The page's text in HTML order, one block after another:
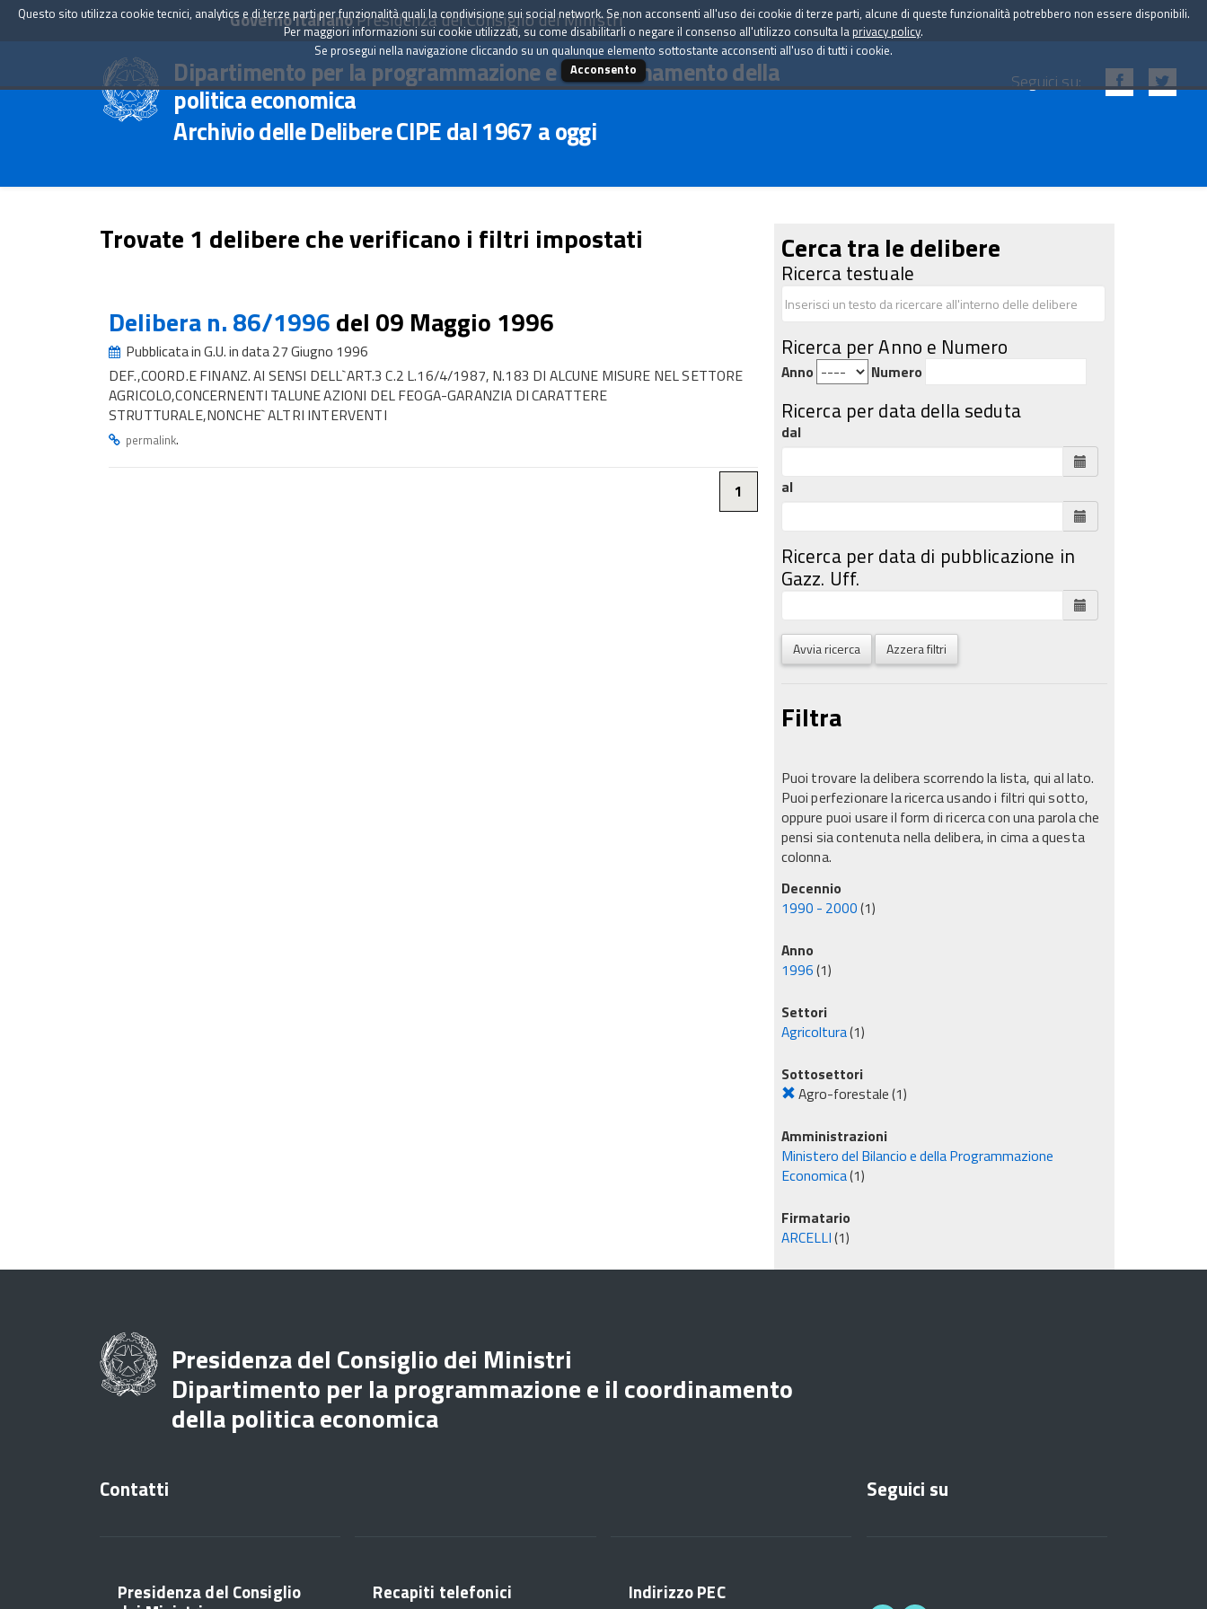
Governo ItalianoPresidenza del Consiglio dei Ministri
Dipartimento per la programmazione e il coordinamento della
politica economica
Archivio delle Delibere CIPE dal 1967 a oggi
Seguici su:
Trovate 1 delibere che verificano i filtri impostati
Delibera n. 86/1996del 09 Maggio 1996
Pubblicata in G.U. in data 27 Giugno 1996
DEF.,COORD.E FINANZ. AI SENSI DELL`ART.3 C.2 L.16/4/1987, N.183 DI ALCUNE MISURE NEL SETTORE
AGRICOLO,CONCERNENTI TALUNE AZIONI DEL FEOGA-GARANZIA DI CARATTERE
STRUTTURALE,NONCHE` ALTRI INTERVENTI
permalink.
1
Cerca tra le delibere
Ricerca testuale
Ricerca per Anno e Numero
Anno Numero
Ricerca per data della seduta
dal
al
Ricerca per data di pubblicazione in
Gazz. Uff.
Avvia ricerca Azzera filtri
Filtra
Puoi trovare la delibera scorrendo la lista, qui al lato.
Puoi perfezionare la ricerca usando i filtri qui sotto,
oppure puoi usare il form di ricerca con una parola che
pensi sia contenuta nella delibera, in cima a questa
colonna.
Decennio
1990 - 2000(1)
Anno
1996(1)
Settori
Agricoltura(1)
Sottosettori
Agro-forestale(1)
Amministrazioni
Ministero del Bilancio e della Programmazione
Economica(1)
Firmatario
ARCELLI(1)
Questo sito utilizza cookie tecnici, analytics e di terze parti per funzionalità quali la condivisione sui social network. Se non acconsenti all'uso dei cookie di terze parti, alcune di queste funzionalità potrebbero non essere disponibili.
Per maggiori informazioni sui cookie utilizzati, su come disabilitarli o negare il consenso all'utilizzo consulta la privacy policy.
Se prosegui nella navigazione cliccando su un qualunque elemento sottostante acconsenti all'uso di tutti i cookie.
Acconsento
Presidenza del Consiglio dei Ministri
Dipartimento per la programmazione e il coordinamento
della politica economica
Contatti
Presidenza del Consiglio Recapiti telefonici Indirizzo PEC
Seguici su